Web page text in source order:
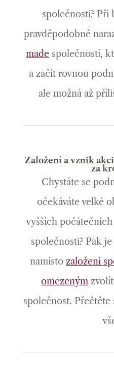
společnosti? Při
pravděpodobně
made společností,
a začít rovnou
ale možná až
Založení a vznik
za
Chystáte se
očekáváte velké
vyšších
společnosti? Pak
namístozaložení
omezeným
společnost.